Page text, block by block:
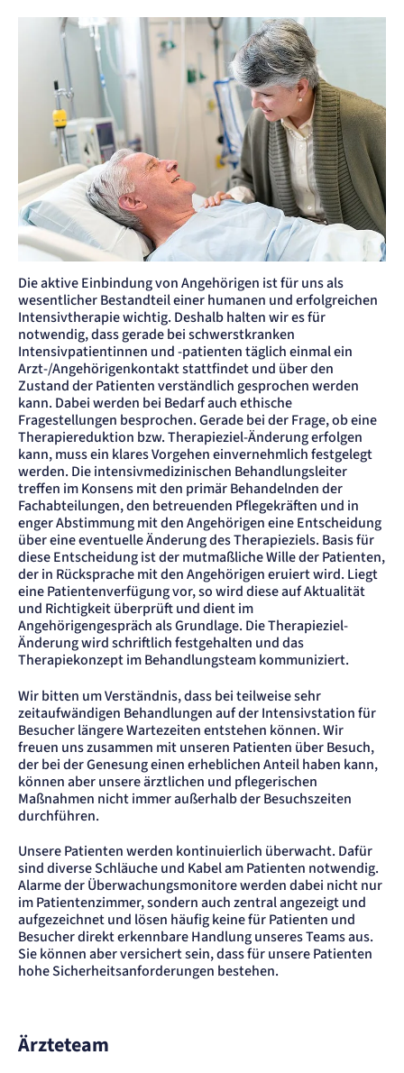
Die aktive Einbindung von Angehörigen ist für uns als
wesentlicher Bestandteil einer humanen und erfolgreichen
Intensivtherapie wichtig. Deshalb halten wir es für
notwendig, dass gerade bei schwerstkranken
Intensivpatientinnen und -patienten täglich einmal ein
Arzt-/Angehörigenkontakt stattfindet und über den
Zustand der Patienten verständlich gesprochen werden
kann. Dabei werden bei Bedarf auch ethische
Fragestellungen besprochen. Gerade bei der Frage, ob eine
Therapiereduktion bzw. Therapieziel-Änderung erfolgen
kann, muss ein klares Vorgehen einvernehmlich festgelegt
werden. Die intensivmedizinischen Behandlungsleiter
treffen im Konsens mit den primär Behandelnden der
Fachabteilungen, den betreuenden Pflegekräften und in
enger Abstimmung mit den Angehörigen eine Entscheidung
über eine eventuelle Änderung des Therapieziels. Basis für
diese Entscheidung ist der mutmaßliche Wille der Patienten,
der in Rücksprache mit den Angehörigen eruiert wird. Liegt
eine Patientenverfügung vor, so wird diese auf Aktualität
und Richtigkeit überprüft und dient im
Angehörigengespräch als Grundlage. Die Therapieziel-
Änderung wird schriftlich festgehalten und das
Therapiekonzept im Behandlungsteam kommuniziert.
Wir bitten um Verständnis, dass bei teilweise sehr
zeitaufwändigen Behandlungen auf der Intensivstation für
Besucher längere Wartezeiten entstehen können. Wir
freuen uns zusammen mit unseren Patienten über Besuch,
der bei der Genesung einen erheblichen Anteil haben kann,
können aber unsere ärztlichen und pflegerischen
Maßnahmen nicht immer außerhalb der Besuchszeiten
durchführen.
Unsere Patienten werden kontinuierlich überwacht. Dafür
sind diverse Schläuche und Kabel am Patienten notwendig.
Alarme der Überwachungsmonitore werden dabei nicht nur
im Patientenzimmer, sondern auch zentral angezeigt und
aufgezeichnet und lösen häufig keine für Patienten und
Besucher direkt erkennbare Handlung unseres Teams aus.
Sie können aber versichert sein, dass für unsere Patienten
hohe Sicherheitsanforderungen bestehen.
Ärzteteam